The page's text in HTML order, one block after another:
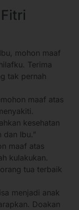
mohon maaf
Terima
tak pernah
maaf atas
kesehatan
dan Ibu.”
maaf atas
kulakukan.
tua terbaik
menjadi anak
Doakan